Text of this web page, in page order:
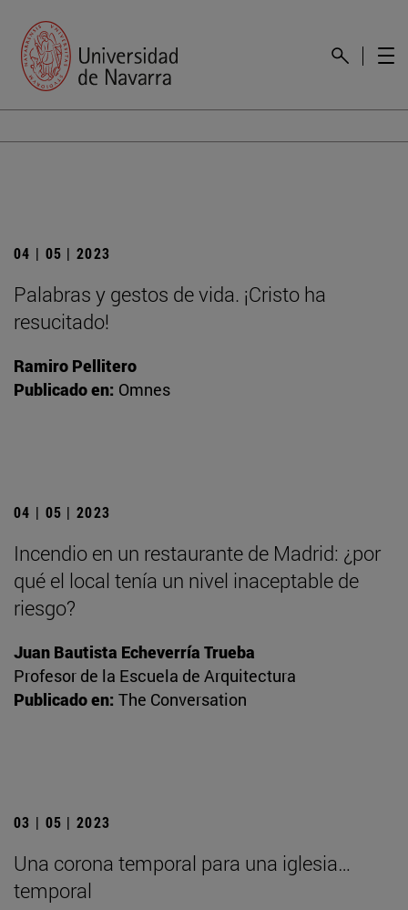
04 | 05 | 2023
Palabras y gestos de vida. ¡Cristo ha
resucitado!
Ramiro Pellitero
Publicado en: Omnes
04 | 05 | 2023
Incendio en un restaurante de Madrid: ¿por
qué el local tenía un nivel inaceptable de
riesgo?
Juan Bautista Echeverría Trueba
Profesor de la Escuela de Arquitectura
Publicado en: The Conversation
03 | 05 | 2023
Una corona temporal para una iglesia…
temporal